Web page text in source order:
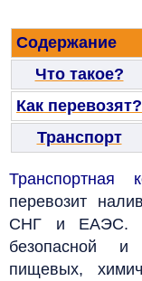
Содержание
Что такое?
Как перевозят?
Транспорт
Транспортная
перевозит
СНГ и ЕАЭС.
безопасной и
пищевых,